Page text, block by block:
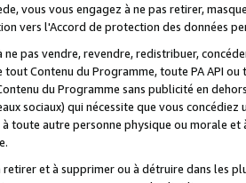
vous vous engagez à ne pas retirer,
vers l'Accord de protection des données
ne pas vendre, revendre, redistribuer,
Contenu du Programme, toute PA API
du Programme sans publicité en
sociaux) qui nécessite que vous
toute autre personne physique ou morale
retirer et à supprimer ou à détruire dans les